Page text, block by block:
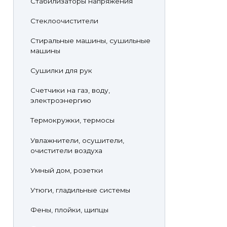
Стеклоочистители
Стиральные машины, сушильные
машины
Сушилки для рук
Счетчики на газ, воду,
электроэнергию
Термокружки, термосы
Увлажнители, осушители,
очистители воздуха
Умный дом, розетки
Утюги, гладильные системы
Фены, плойки, щипцы